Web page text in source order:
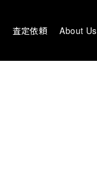
査定依頼 About Us